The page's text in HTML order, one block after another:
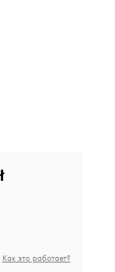
Как это работает?